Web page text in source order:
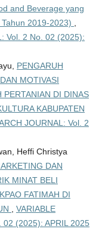
and Beverage yang
2019-2023) ,
Vol. 2 No. 02 (2025):
PENGARUH
MOTIVASI
PERTANIAN DI DINAS
KABUPATEN
JOURNAL: Vol. 2
Heffi Christya
DAN
MINAT BELI
FATIMAH DI
, VARIABLE
02 (2025): APRIL 2025